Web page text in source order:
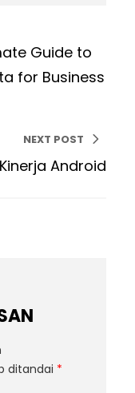
Guide to
for Business
NEXT POST
Android
ditandai *